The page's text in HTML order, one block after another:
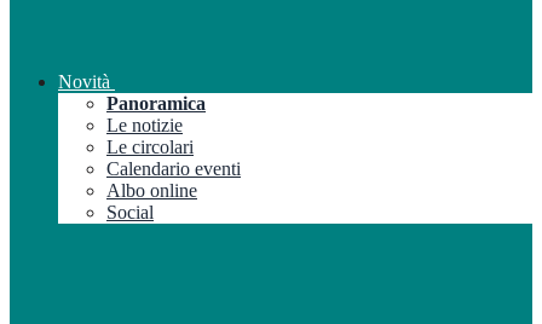
Novità
Panoramica
Le notizie
Le circolari
Calendario eventi
Albo online
Social